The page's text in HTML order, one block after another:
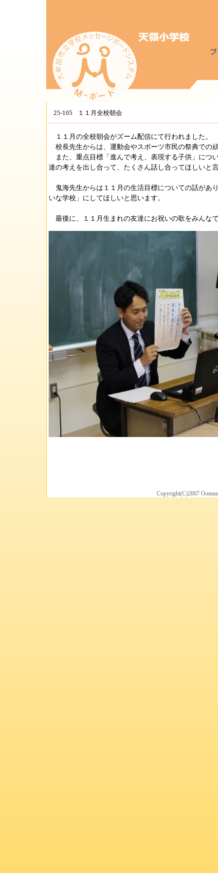
25-105 １１月全校朝会
１１月の全校朝会がズーム配信にて行われました。
校長先生からは、運動会やスポーツ市民の祭典での
また、重点目標「進んで考え、表現する子供」につ
達の考えを出し合って、たくさん話し合ってほしいと
鬼海先生からは１１月の生活目標についての話があ
いな学校」にしてほしいと思います。
最後に、１１月生まれの友達にお祝いの歌をみんな
Copyright(C)2007